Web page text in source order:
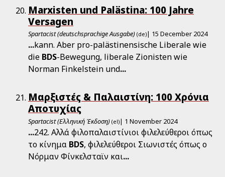
Marxisten und Palästina: 100 Jahre
Versagen
Spartacist (deutschsprachige Ausgabe) (de)| 15 December 2024
...kann. Aber pro-palästinensische Liberale wie
die BDS-Bewegung, liberale Zionisten wie
Norman Finkelstein und...
Μαρξιστές & Παλαιστίνη: 100 Χρόνια
Αποτυχίας
Spartacist (Ελληνική Έκδοση) (el)| 1 November 2024
...242. Αλλά φιλοπαλαιστίνιοι φιλελεύθεροι όπως
το κίνημα BDS, φιλελεύθεροι Σιωνιστές όπως ο
Νόρμαν Φίνκελσταϊν και...